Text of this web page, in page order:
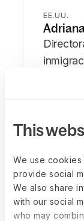
This
We use
provide social
We also share
with our social
who may
EE.UU.